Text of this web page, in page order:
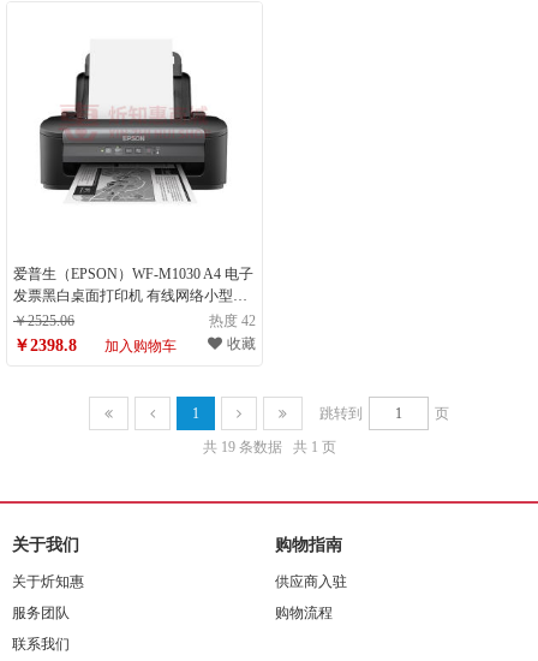
爱普生（EPSON）WF-M1030 A4 电子
发票黑白桌面打印机 有线网络小型办
公商用墨仓式打印机 （计量单位：
台）
￥2525.06 热度 42
￥2398.8 加入购物车 收藏
1 跳转到
页
共 19 条数据
共 1 页
关于我们
关于炘知惠
服务团队
联系我们
购物指南
供应商入驻
购物流程